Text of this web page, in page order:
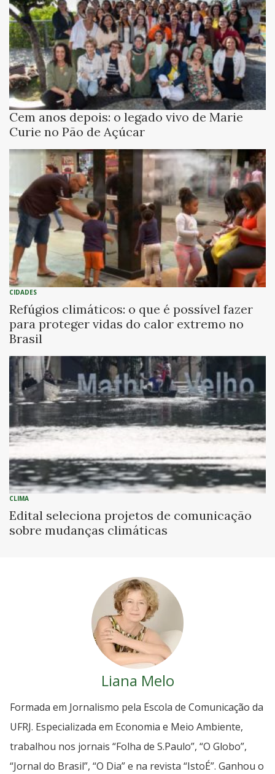
Cem anos depois: o legado vivo de Marie
Curie no Pão de Açúcar
CIDADES
Refúgios climáticos: o que é possível fazer
para proteger vidas do calor extremo no
Brasil
CLIMA
Edital seleciona projetos de comunicação
sobre mudanças climáticas
Liana Melo
Formada em Jornalismo pela Escola de Comunicação da
UFRJ. Especializada em Economia e Meio Ambiente,
trabalhou nos jornais “Folha de S.Paulo”, “O Globo”,
“Jornal do Brasil”, “O Dia” e na revista “IstoÉ”. Ganhou o